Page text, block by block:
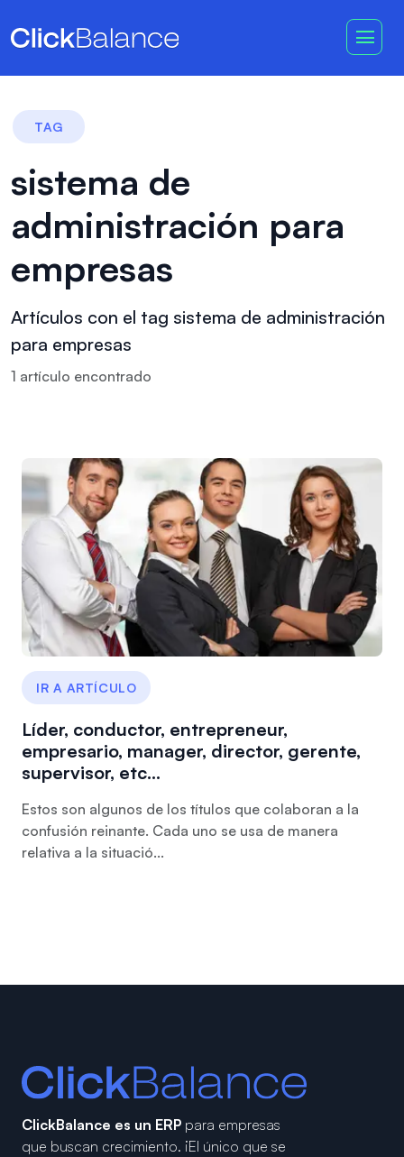
TAG
sistema de
administración para
empresas
Artículos con el tag sistema de administración
para empresas
1 artículo encontrado
IR A ARTÍCULO
Líder, conductor, entrepreneur,
empresario, manager, director, gerente,
supervisor, etc…
Estos son algunos de los títulos que colaboran a la
confusión reinante. Cada uno se usa de manera
relativa a la situació...
ClickBalance es un ERP para empresas
que buscan crecimiento. ¡El único que se